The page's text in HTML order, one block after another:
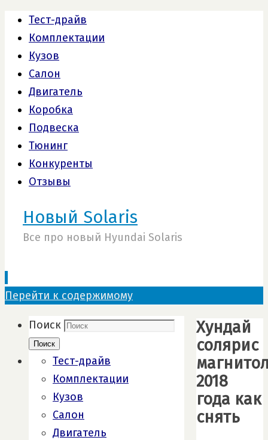
Тест-драйв
Комплектации
Кузов
Салон
Двигатель
Коробка
Подвеска
Тюнинг
Конкуренты
Отзывы
Новый Solaris
Все про новый Hyundai Solaris
Перейти к содержимому
Хундай
солярис
2018
года как
снять
Поиск
Поиск
Тест-драйв
Комплектации
Кузов
Салон
Двигатель